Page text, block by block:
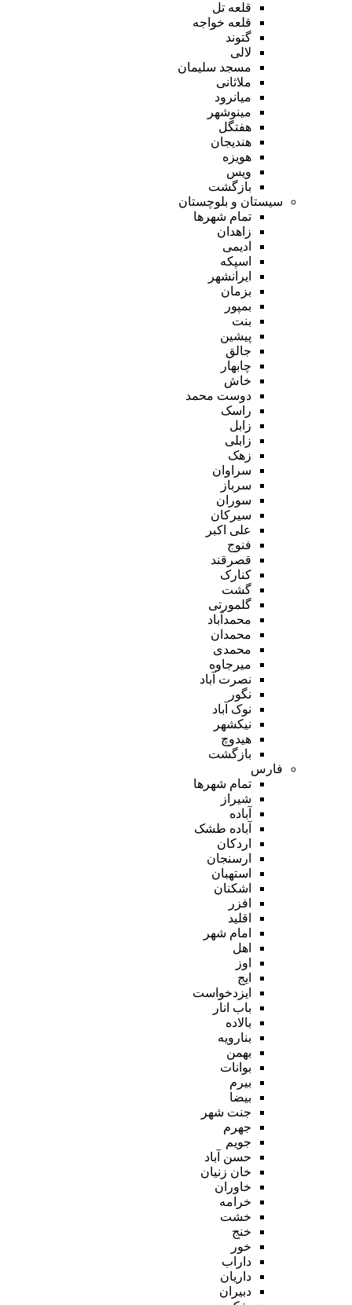
قلعه تل
قلعه خواجه
گتوند
لالی
مسجد سلیمان
ملاثانی
میانرود
مینوشهر
هفتگل
هندیجان
هویزه
ویس
بازگشت
سیستان و بلوچستان
تمام شهر‌ها
زاهدان
ادیمی
اسپکه
ایرانشهر
بزمان
بمپور
بنت
پیشین
جالق
چابهار
خاش
دوست محمد
راسک
زابل
زابلی
زهک
سراوان
سرباز
سوران
سیرکان
علی اکبر
فنوج
قصرقند
کنارک
گشت
گلمورتی
محمدآباد
محمدان
محمدی
میرجاوه
نصرت آباد
نگور
نوک آباد
نیکشهر
هیدوچ
بازگشت
فارس
تمام شهر‌ها
شیراز
آباده
آباده طشک
اردکان
ارسنجان
استهبان
اشکنان
افزر
اقلید
امام شهر
اهل
اوز
ایج
ایزدخواست
باب انار
بالاده
بنارویه
بهمن
بوانات
بیرم
بیضا
جنت شهر
جهرم
جویم
حسن آباد
خان زنیان
خاوران
خرامه
خشت
خنج
خور
داراب
داریان
دبیران